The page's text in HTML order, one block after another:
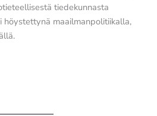
tiedekunnasta
höystettynä maailmanpolitiikalla,